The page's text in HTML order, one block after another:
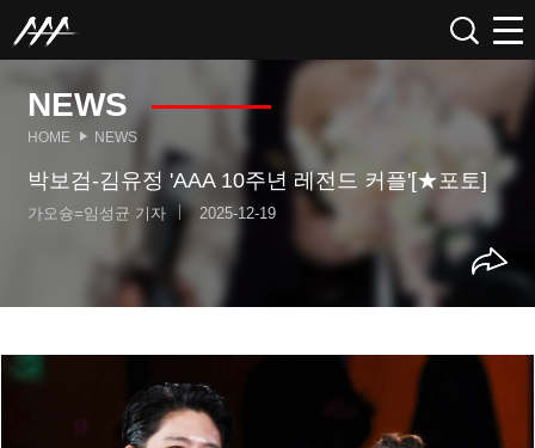
NEWS
HOME NEWS
박보검-김유정 'AAA 10주년 레전드 커플'[★포토]
가오슝=임성균 기자 2025-12-19